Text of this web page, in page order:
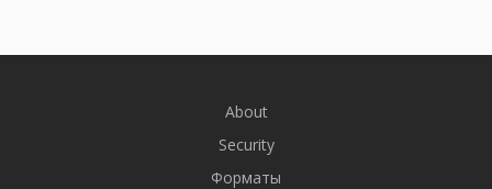
About
Security
Форматы